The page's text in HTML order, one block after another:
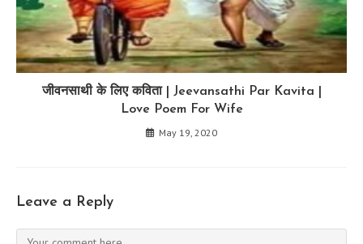
जीवनसाथी के लिए कविता | Jeevansathi Par Kavita |
Love Poem For Wife
May 19, 2020
Leave a Reply
Comment